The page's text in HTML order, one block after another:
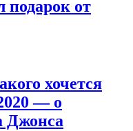
подарок от
хочется
— о
Джонса